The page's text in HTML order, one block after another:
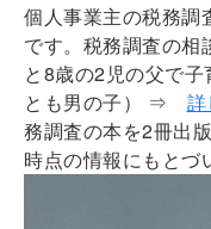
個人事業主の税務調
です。税務調査の相
と8歳の2児の父で
とも男の子）
⇒
務調査の本を2冊出
時点の情報にもとづ